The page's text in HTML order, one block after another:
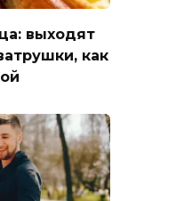
выходят
как